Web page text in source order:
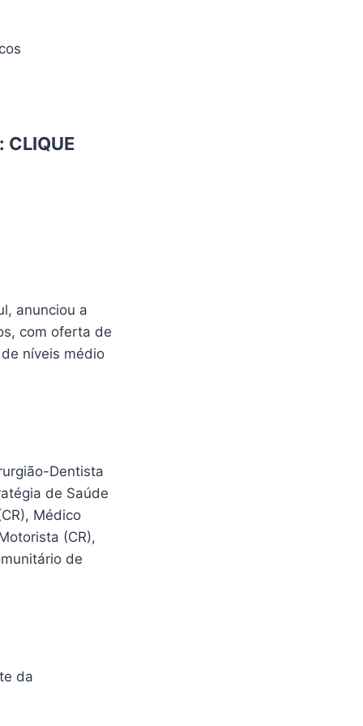
CLIQUE
anunciou a
com oferta de
níveis médio
Dentista
de Saúde
Médico
(CR),
de
da